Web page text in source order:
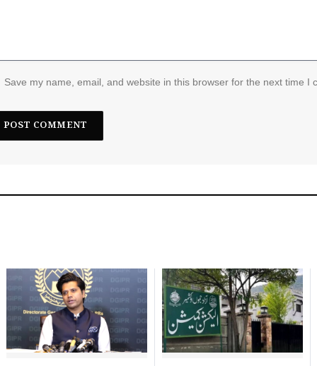
Save my name, email, and website in this browser for the next time I